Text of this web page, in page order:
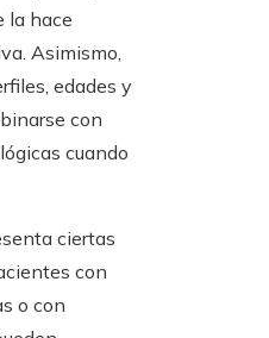
la hace
Asimismo,
edades y
con
cuando
ciertas
con
o con